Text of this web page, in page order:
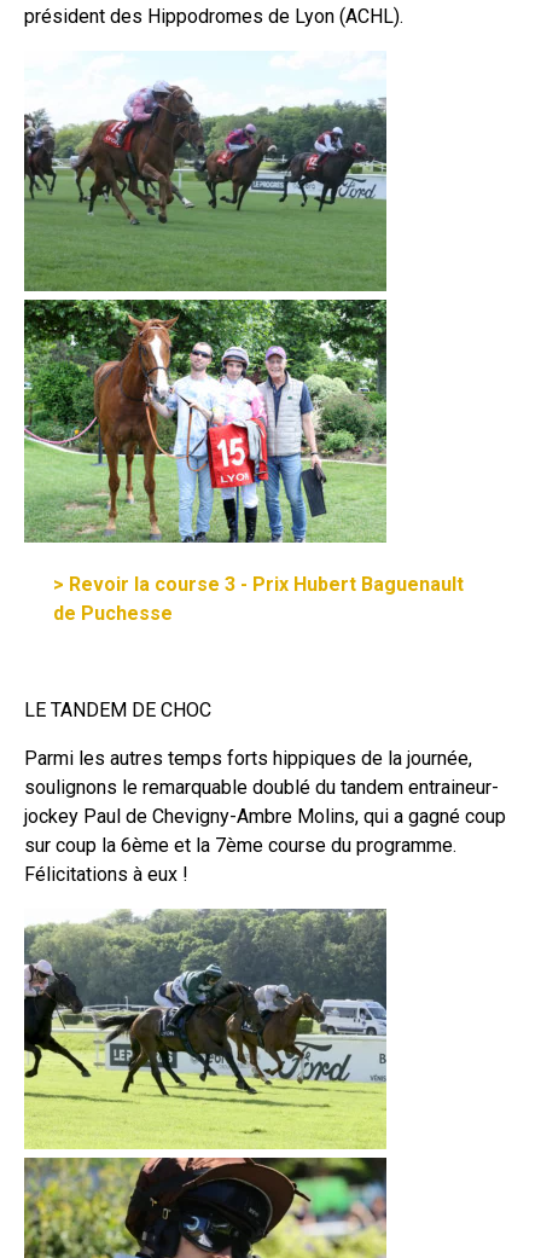
président des Hippodromes de Lyon (ACHL).
> Revoir la course 3 - Prix Hubert Baguenault
de Puchesse
LE TANDEM DE CHOC
Parmi les autres temps forts hippiques de la journée,
soulignons le remarquable doublé du tandem entraineur-
jockey Paul de Chevigny-Ambre Molins, qui a gagné coup
sur coup la 6ème et la 7ème course du programme.
Félicitations à eux !